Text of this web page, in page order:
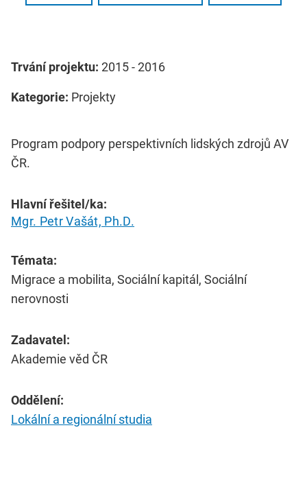
Trvání projektu: 2015 - 2016
Kategorie: Projekty
Program podpory perspektivních lidských zdrojů AV
ČR.
Hlavní řešitel/ka:
Mgr. Petr Vašát, Ph.D.
Témata:
Migrace a mobilita, Sociální kapitál, Sociální
nerovnosti
Zadavatel:
Akademie věd ČR
Oddělení:
Lokální a regionální studia